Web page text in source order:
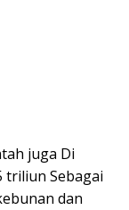
juga Di
triliun Sebagai
dan